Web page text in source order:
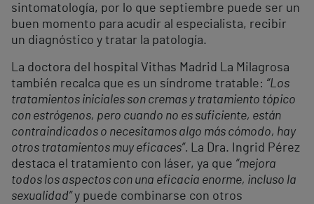
sintomatología, por lo que septiembre puede ser un
buen momento para acudir al especialista, recibir
un diagnóstico y tratar la patología.
La doctora del hospital Vithas Madrid La Milagrosa
también recalca que es un síndrome tratable: “Los
tratamientos iniciales son cremas y tratamiento tópico
con estrógenos, pero cuando no es suficiente, están
contraindicados o necesitamos algo más cómodo, hay
otros tratamientos muy eficaces”. La Dra. Ingrid Pérez
destaca el tratamiento con láser, ya que “mejora
todos los aspectos con una eficacia enorme, incluso la
sexualidad”y puede combinarse con otros